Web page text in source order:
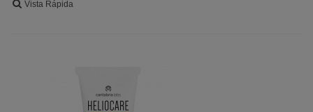
Vista Rápida